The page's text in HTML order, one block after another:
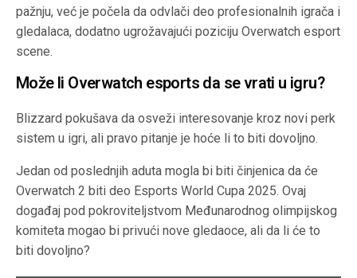
pažnju, već je počela da odvlači deo profesionalnih igrača i
gledalaca, dodatno ugrožavajući poziciju Overwatch esport
scene.
Može li Overwatch esports da se vrati u igru?
Blizzard pokušava da osveži interesovanje kroz novi perk
sistem u igri, ali pravo pitanje je hoće li to biti dovoljno.
Jedan od poslednjih aduta mogla bi biti činjenica da će
Overwatch 2 biti deo Esports World Cupa 2025. Ovaj
događaj pod pokroviteljstvom Međunarodnog olimpijskog
komiteta mogao bi privući nove gledaoce, ali da li će to
biti dovoljno?